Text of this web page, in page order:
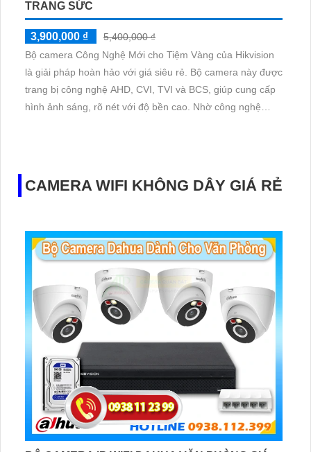
TRANG SỨC
3,900,000 ₫
5,400,000 ₫
Bộ camera Công Nghệ Mới cho Tiệm Vàng của Hikvision
là giải pháp hoàn hảo với giá siêu rẻ. Bộ camera này được
trang bị công nghệ AHD, CVI, TVI và BCS, giúp cung cấp
hình ảnh sáng, rõ nét với độ bền cao. Nhờ công nghệ
CAMERA WIFI KHÔNG DÂY GIÁ RẺ